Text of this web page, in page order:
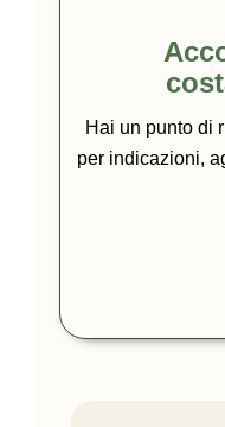
Hai un punto di
per indicazioni,